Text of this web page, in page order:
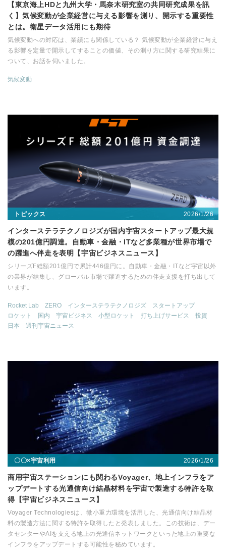
【東京海上HDと九州大学・馬奈木研究室の共同研究成果を訊
く】気候変動が企業経営に与える影響を測り、開示する重要性
とは。衛星データ活用にも期待
気候変動への対応は、業績にも関係している？ 気候変動が企業経営に与え
る影響を定量で開示してすることの価値、その測り方に関する研究結果に
ついて、お話を伺いました。
気候変動
トピックス 2026/1/26
インターステラテクノロジズが国内宇宙スタートアップ最大規
模の201億円調達。自動車・金融・ITなど多業種が世界市場で
の躍進へ伴走を表明【宇宙ビジネスニュース】
シリーズF総額201億円で累計446億円に。自動車・金融・ITなど宇宙以外
の業界が結集し、グローバル市場で躍進するための伴走支援を打ち出して
います。
Rocket Lab ZERO インターステラテクノロジズ
スタートアップ
ロケット
国内 宇宙ビジネス 小型ロケット 打ち上げサービス
投資
日本
週刊宇宙ニュース
〇〇×宇宙利用 2026/1/26
商用宇宙ステーションにも関わるVoyager、地上インフラをア
ップデートする光通信向け結晶材料を宇宙で製造する特許を取
得【宇宙ビジネスニュース】
Voyager Technologiesは、微小重力環境を活用した、光通信向け結晶材
料の製造方法に関する特許を取得したと発表しました。この技術は、デー
タセンターやAIを支える地上の光通信ネットワークといった地上の重要な
インフラをアップデートする可能性を秘めています。